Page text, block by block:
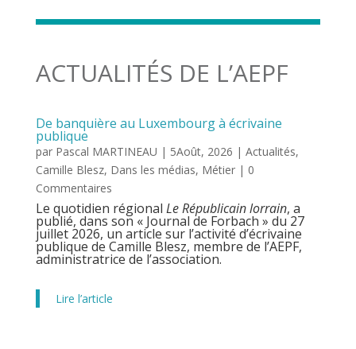
ACTUALITÉS DE L’AEPF
De banquière au Luxembourg à écrivaine
publique
par Pascal MARTINEAU | 5Août, 2026 | Actualités,
Camille Blesz, Dans les médias, Métier| 0
Commentaires
Le quotidien régional Le Républicain lorrain, a
publié, dans son « Journal de Forbach » du 27
juillet 2026, un article sur l’activité d’écrivaine
publique de Camille Blesz, membre de l’AEPF,
administratrice de l’association.
Lire l’article